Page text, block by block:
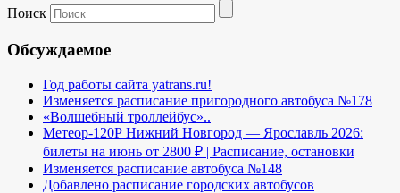
Поиск
Обсуждаемое
Год работы сайта yatrans.ru!
Изменяется расписание пригородного автобуса №178
«Волшебный троллейбус»..
Метеор-120Р Нижний Новгород — Ярославль 2026:
билеты на июнь от 2800 ₽ | Расписание, остановки
Изменяется расписание автобуса №148
Добавлено расписание городских автобусов